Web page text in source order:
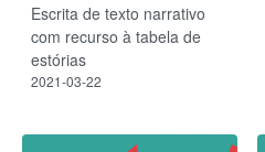
Escrita de texto narrativo
com recurso à tabela de
estórias
2021-03-22